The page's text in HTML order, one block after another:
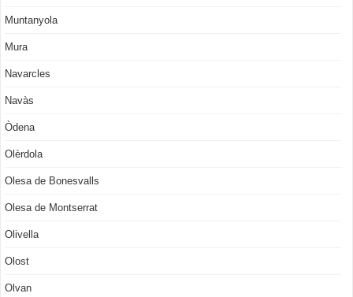
Muntanyola
Mura
Navarcles
Navàs
Òdena
Olèrdola
Olesa de Bonesvalls
Olesa de Montserrat
Olivella
Olost
Olvan